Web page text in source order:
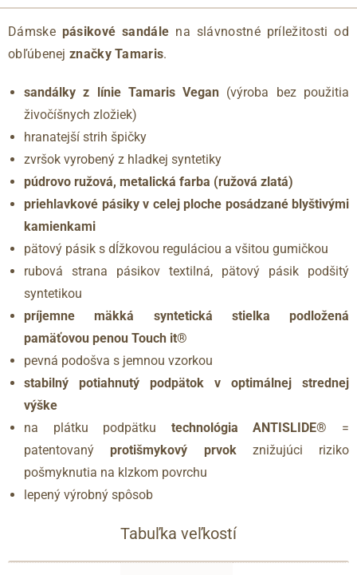
Dámske pásikové sandále na slávnostné príležitosti od
obľúbenejznačky Tamaris.
sandálky z línie Tamaris Vegan (výroba bez použitia
živočíšnych zložiek)
hranatejší strih špičky
zvršok vyrobený z hladkej syntetiky
púdrovo ružová, metalická farba (ružová zlatá)
priehlavkové pásiky v celej ploche posádzané blyštivými
kamienkami
pätový pásik s dĺžkovou reguláciou a všitou gumičkou
rubová strana pásikov textilná, pätový pásik podšitý
syntetikou
príjemne mäkká syntetická stielka podložená
pamäťovou penou Touch it®
pevná podošva s jemnou vzorkou
stabilný potiahnutý podpätok v optimálnej strednej
výške
na plátku podpätku technológia ANTISLIDE® =
patentovaný protišmykový prvokznižujúci riziko
pošmyknutia na klzkom povrchu
lepený výrobný spôsob
Tabuľka veľkostí